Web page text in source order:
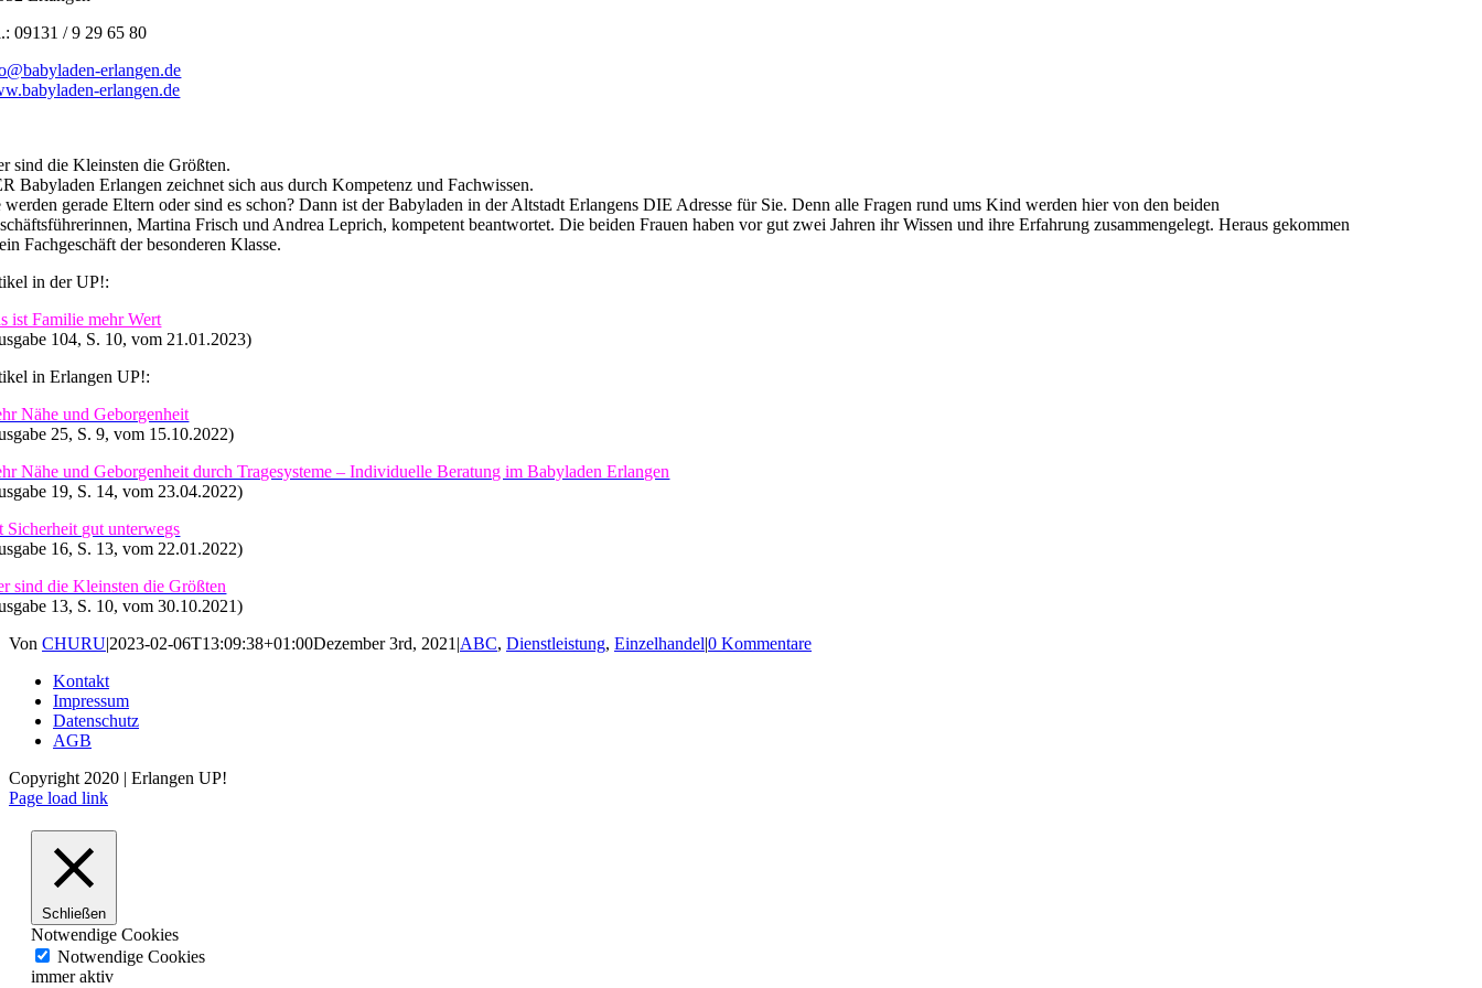
09131 / 9 29 65 80
erlangen.de
erlangen.de
sind die Kleinsten die Größten.
Babyladen Erlangen zeichnet sich aus durch Kompetenz und Fachwissen.
werden gerade Eltern oder sind es schon? Dann ist der Babyladen in der Altstadt Erlangens DIE Adresse für Sie. Denn alle Fragen rund ums Kind werden hier von den beiden
Martina Frisch und Andrea Leprich, kompetent beantwortet. Die beiden Frauen haben vor gut zwei Jahren ihr Wissen und ihre Erfahrung zusammengelegt. Heraus gekommen
Fachgeschäft der besonderen Klasse.
in der UP!:
ist Familie mehr Wert
104, S. 10, vom 21.01.2023)
in Erlangen UP!:
Nähe und Geborgenheit
25, S. 9, vom 15.10.2022)
Nähe und Geborgenheit durch Tragesysteme – Individuelle Beratung im Babyladen Erlangen
19, S. 14, vom 23.04.2022)
Sicherheit gut unterwegs
16, S. 13, vom 22.01.2022)
sind die Kleinsten die Größten
13, S. 10, vom 30.10.2021)
Von CHURU|2023-02-06T13:09:38+01:00Dezember 3rd, 2021 |ABC, Dienstleistung, Einzelhandel|0 Kommentare
Kontakt
Impressum
Datenschutz
AGB
Copyright 2020 | Erlangen UP!
Facebook
Instagram
Page load link
Schließen
Notwendige Cookies
Notwendige Cookies
immer aktiv